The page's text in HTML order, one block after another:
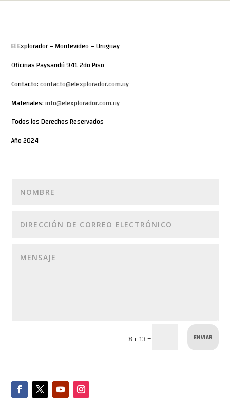
El Explorador – Montevideo – Uruguay
Oficinas Paysandú 941 2do Piso
Contacto:contacto@elexplorador.com.uy
Materiales:info@elexplorador.com.uy
Todos los Derechos Reservados
Año 2024
8 + 13 = ENVIAR